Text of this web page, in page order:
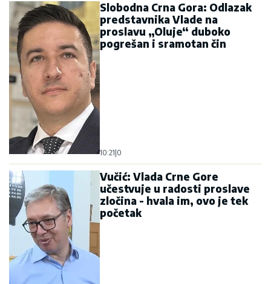
Slobodna Crna Gora: Odlazak
predstavnika Vlade na
proslavu „Oluje“ duboko
pogrešan i sramotan čin
10:21 0
Vučić: Vlada Crne Gore
učestvuje u radosti proslave
zločina - hvala im, ovo je tek
početak